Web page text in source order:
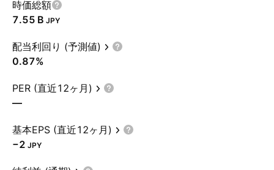
時価総額
‪7.55 B‬ JPY
配当利回り (予測値)
0.87%
PER (直近12ヶ月)
—
基本EPS (直近12ヶ月)
−2 JPY